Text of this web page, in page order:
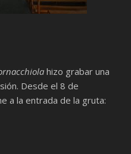
hizo grabar una
Desde el 8 de
a la entrada de la gruta: